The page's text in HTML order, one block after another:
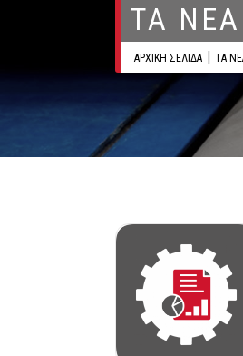
ΤΑ
ΑΡΧΙΚΗ ΣΕΛΙΔΑ ΤΑ